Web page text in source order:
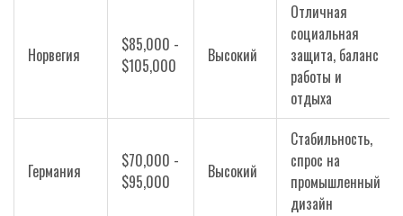
Норвегия
$85,000 -
$105,000
Высокий
Отличная
социальная
защита, баланс
работы и
отдыха
Германия
$70,000 -
$95,000
Высокий
Стабильность,
спрос на
промышленный
дизайн